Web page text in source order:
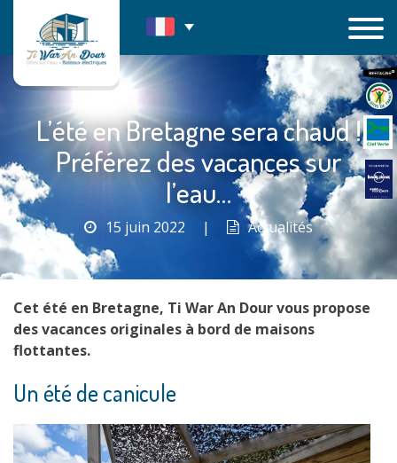
contenu
L’été en Bretagne sera chaud !
Préférez des vacances sur
l’eau…
15 juin 2022 | Actualités
Cet été en Bretagne, Ti War An Dour vous propose
des vacances originales à bord de maisons
flottantes.
Un été de canicule